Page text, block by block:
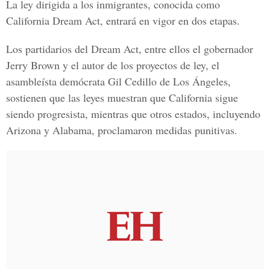
La ley dirigida a los inmigrantes, conocida como
California Dream Act, entrará en vigor en dos etapas.
Los partidarios del Dream Act, entre ellos el gobernador
Jerry Brown y el autor de los proyectos de ley, el
asambleísta demócrata Gil Cedillo de Los Ángeles,
sostienen que las leyes muestran que California sigue
siendo progresista, mientras que otros estados, incluyendo
Arizona y Alabama, proclamaron medidas punitivas.